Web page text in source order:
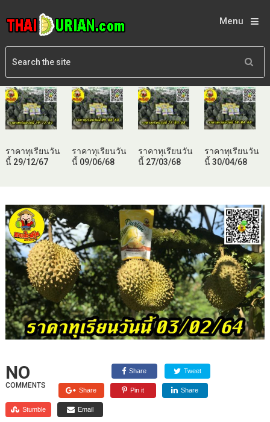
Menu
ราคาทุเรียนวัน
นี้ 29/12/67
ราคาทุเรียนวัน
นี้ 09/06/68
ราคาทุเรียนวัน
นี้ 27/03/68
ราคาทุเรียนวัน
นี้ 30/04/68
NO
COMMENTS
Share Tweet
Share Pin it Share
Stumble Email